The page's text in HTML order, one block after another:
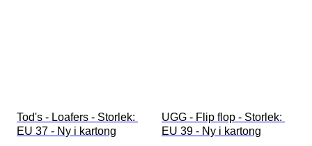
Tod's - Loafers - Storlek:
EU 37 - Ny i kartong
UGG - Flip flop - Storlek:
EU 39 - Ny i kartong